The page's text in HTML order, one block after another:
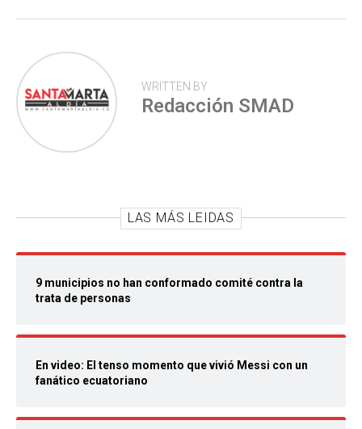
WRITTEN BY
Redacción SMAD
LAS MÁS LEIDAS
9 municipios no han conformado comité contra la
trata de personas
En video: El tenso momento que vivió Messi con un
fanático ecuatoriano